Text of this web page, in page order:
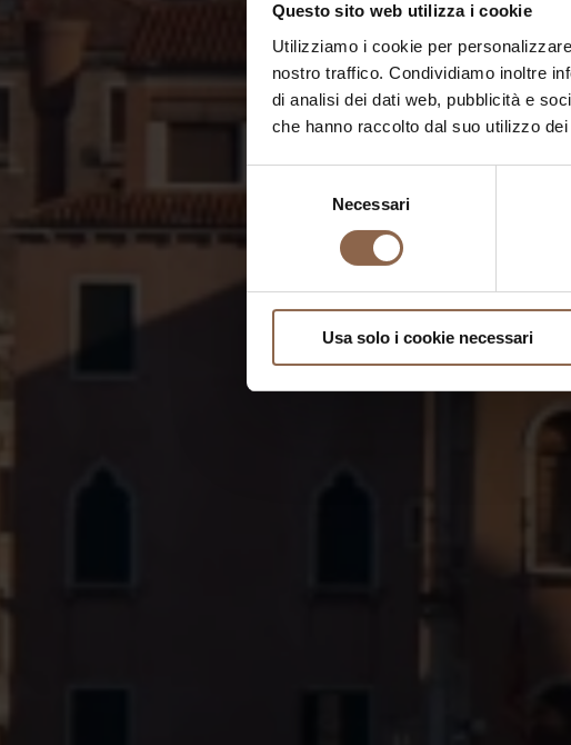
Questo sito web utilizza i cookie
Utilizziamo i cookie per
nostro traffico. Condividiamo inoltre
di analisi dei dati web, pubblicità e
che hanno raccolto dal suo utilizzo
Necessari
Usa solo i cookie necessari